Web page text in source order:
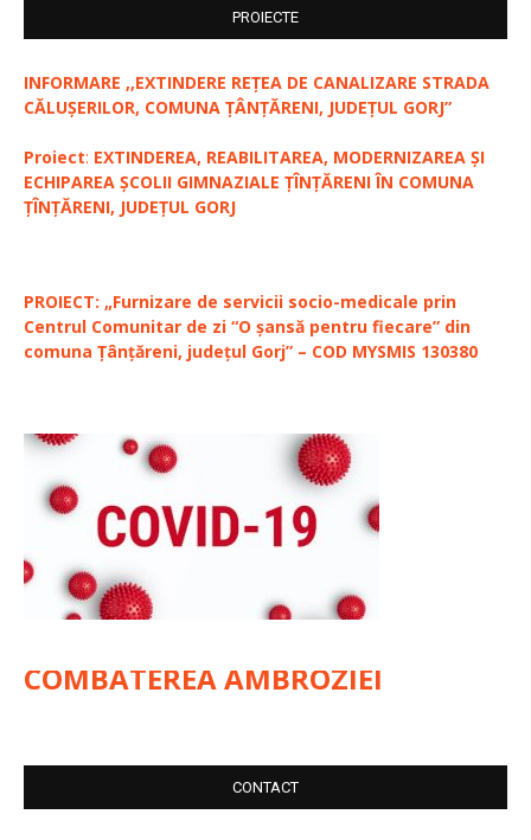
PROIECTE
INFORMARE ,,EXTINDERE REȚEA DE CANALIZARE STRADA
CĂLUȘERILOR, COMUNA ȚÂNȚĂRENI, JUDEȚUL GORJ”
Proiect: EXTINDEREA, REABILITAREA, MODERNIZAREA ȘI
ECHIPAREA ȘCOLII GIMNAZIALE ȚÎNȚĂRENI ÎN COMUNA
ȚÎNȚĂRENI, JUDEȚUL GORJ
PROIECT: „Furnizare de servicii socio-medicale prin
Centrul Comunitar de zi “O șansă pentru fiecare” din
comuna Țânțăreni, județul Gorj” – COD MYSMIS 130380
COMBATEREA AMBROZIEI
CONTACT